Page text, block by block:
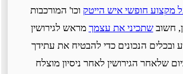
חופשי איש הייטקוכו' המורכבות
חשובשתכיני את עצמךמראש לגירושין
ובכלים הנכונים כדי להבטיח את עתידך
שלאחר הגירושין לאחר ניסיון מוצלח